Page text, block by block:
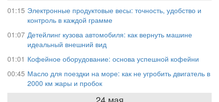
01:15 Электронные продуктовые весы: точность, удобство и
контроль в каждой грамме
01:07 Детейлинг кузова автомобиля: как вернуть машине
идеальный внешний вид
01:01 Кофейное оборудование: основа успешной кофейни
00:45 Масло для поездки на море: как не угробить двигатель в
2000 км жары и пробок